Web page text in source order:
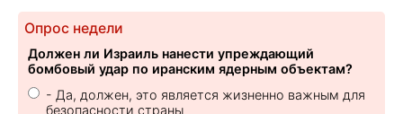
Опрос недели
Должен ли Израиль нанести упреждающий
бомбовый удар по иранским ядерным объектам?
- Да, должен, это является жизненно важным для
безопасности страны